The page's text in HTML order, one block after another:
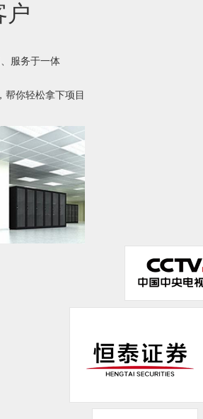
户
服务于一体
帮你轻松拿下项目